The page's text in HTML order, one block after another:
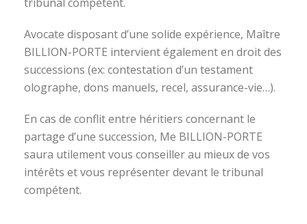
Avocate disposant d’une solide expérience, Maître
BILLION-PORTE intervient également en droit des
successions (ex: contestation d’un testament
olographe, dons manuels, recel, assurance-vie…).
En cas de conflit entre héritiers concernant le
partage d’une succession, Me BILLION-PORTE
saura utilement vous conseiller au mieux de vos
intérêts et vous représenter devant le tribunal
compétent.